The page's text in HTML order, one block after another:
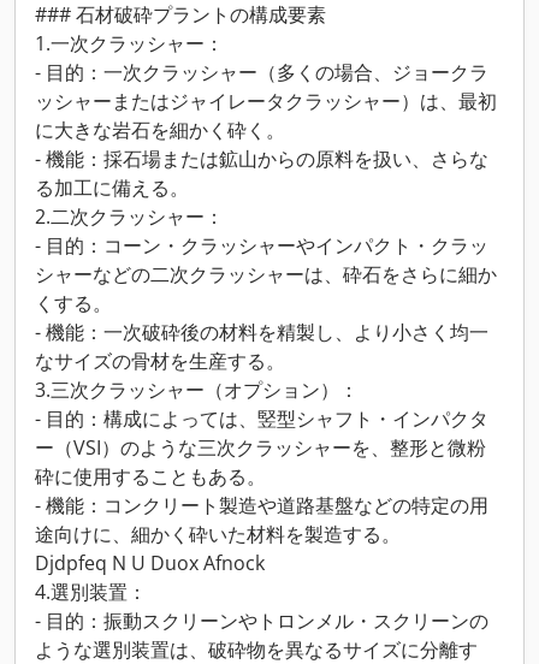
### 石材破砕プラントの構成要素
1.一次クラッシャー：
- 目的：一次クラッシャー（多くの場合、ジョークラ
ッシャーまたはジャイレータクラッシャー）は、最初
に大きな岩石を細かく砕く。
- 機能：採石場または鉱山からの原料を扱い、さらな
る加工に備える。
2.二次クラッシャー：
- 目的：コーン・クラッシャーやインパクト・クラッ
シャーなどの二次クラッシャーは、砕石をさらに細か
くする。
- 機能：一次破砕後の材料を精製し、より小さく均一
なサイズの骨材を生産する。
3.三次クラッシャー（オプション）：
- 目的：構成によっては、竪型シャフト・インパクタ
ー（VSI）のような三次クラッシャーを、整形と微粉
砕に使用することもある。
- 機能：コンクリート製造や道路基盤などの特定の用
途向けに、細かく砕いた材料を製造する。
Djdpfeq N U Duox Afnock
4.選別装置：
- 目的：振動スクリーンやトロンメル・スクリーンの
ような選別装置は、破砕物を異なるサイズに分離す